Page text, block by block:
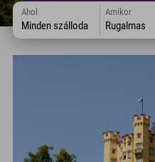
Ahol
Minden szálloda
Amikor
Rugalmas